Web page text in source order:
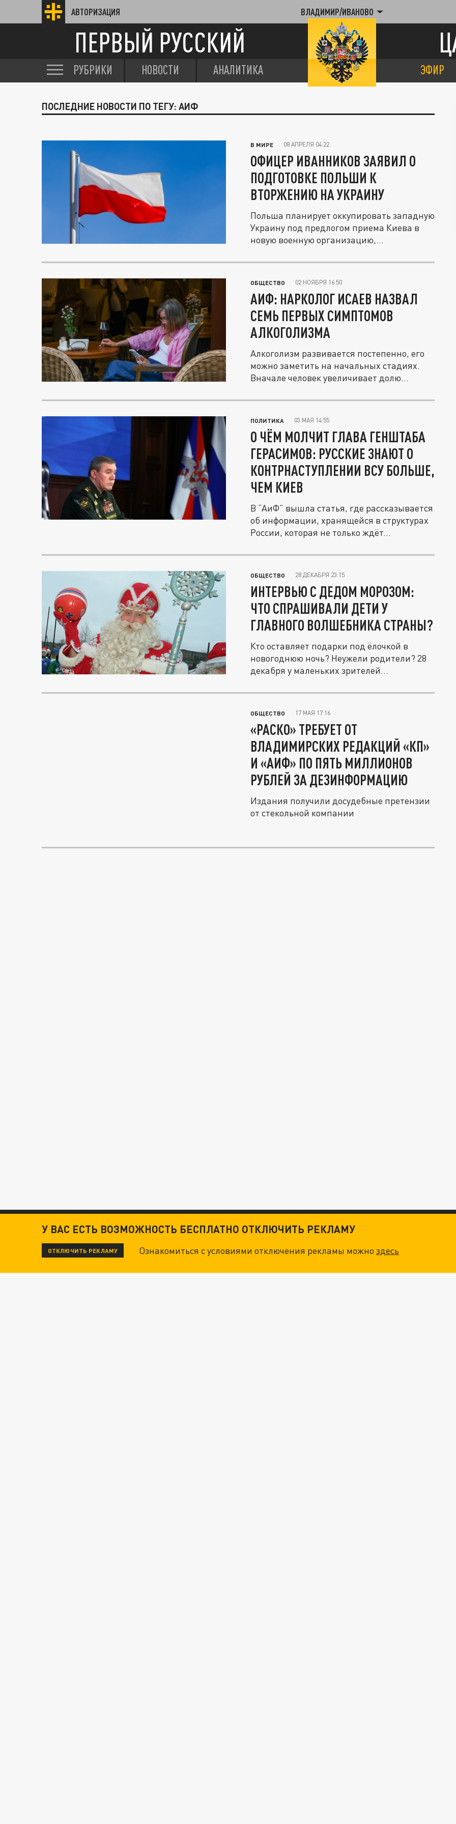
АВТОРИЗАЦИЯ ВЛАДИМИР/ИВАНОВО
ПЕРВЫЙ РУССКИЙ
РУБРИКИ НОВОСТИ АНАЛИТИКА ЭФИР
ПОСЛЕДНИЕ НОВОСТИ ПО ТЕГУ: АИФ
В МИРЕ 08 АПРЕЛЯ 04:22
ОФИЦЕР ИВАННИКОВ ЗАЯВИЛ О
ПОДГОТОВКЕ ПОЛЬШИ К
ВТОРЖЕНИЮ НА УКРАИНУ
Польша планирует оккупировать западную
Украину под предлогом приема Киева в
новую военную организацию,...
ОБЩЕСТВО 02 НОЯБРЯ 16:50
АИФ: НАРКОЛОГ ИСАЕВ НАЗВАЛ
СЕМЬ ПЕРВЫХ СИМПТОМОВ
АЛКОГОЛИЗМА
Алкоголизм развивается постепенно, его
можно заметить на начальных стадиях.
Вначале человек увеличивает долю...
ПОЛИТИКА 03 МАЯ 14:55
О ЧЁМ МОЛЧИТ ГЛАВА ГЕНШТАБА
ГЕРАСИМОВ: РУССКИЕ ЗНАЮТ О
КОНТРНАСТУПЛЕНИИ ВСУ БОЛЬШЕ,
ЧЕМ КИЕВ
В “АиФ” вышла статья, где рассказывается
об информации, хранящейся в структурах
России, которая не только ждёт...
ОБЩЕСТВО 28 ДЕКАБРЯ 23:15
ИНТЕРВЬЮ С ДЕДОМ МОРОЗОМ:
ЧТО СПРАШИВАЛИ ДЕТИ У
ГЛАВНОГО ВОЛШЕБНИКА СТРАНЫ?
Кто оставляет подарки под ёлочкой в
новогоднюю ночь? Неужели родители? 28
декабря у маленьких зрителей...
ОБЩЕСТВО 17 МАЯ 17:16
«РАСКО» ТРЕБУЕТ ОТ
ВЛАДИМИРСКИХ РЕДАКЦИЙ «КП»
И «АИФ» ПО ПЯТЬ МИЛЛИОНОВ
РУБЛЕЙ ЗА ДЕЗИНФОРМАЦИЮ
Издания получили досудебные претензии
от стекольной компании
У ВАС ЕСТЬ ВОЗМОЖНОСТЬ БЕСПЛАТНО ОТКЛЮЧИТЬ РЕКЛАМУ
ОТКЛЮЧИТЬ РЕКЛАМУ Ознакомиться с условиями отключения рекламы можноздесь